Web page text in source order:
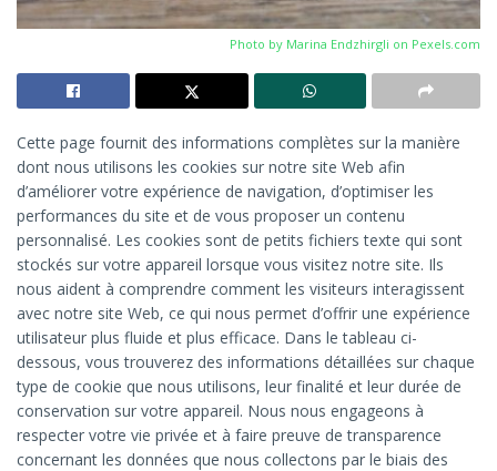
Photo by Marina Endzhirgli on Pexels.com
Cette page fournit des informations complètes sur la manière
dont nous utilisons les cookies sur notre site Web afin
d’améliorer votre expérience de navigation, d’optimiser les
performances du site et de vous proposer un contenu
personnalisé. Les cookies sont de petits fichiers texte qui sont
stockés sur votre appareil lorsque vous visitez notre site. Ils
nous aident à comprendre comment les visiteurs interagissent
avec notre site Web, ce qui nous permet d’offrir une expérience
utilisateur plus fluide et plus efficace. Dans le tableau ci-
dessous, vous trouverez des informations détaillées sur chaque
type de cookie que nous utilisons, leur finalité et leur durée de
conservation sur votre appareil. Nous nous engageons à
respecter votre vie privée et à faire preuve de transparence
concernant les données que nous collectons par le biais des